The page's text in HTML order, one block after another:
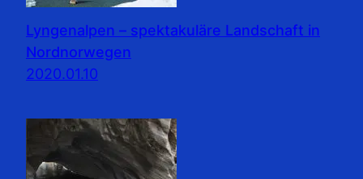
Lyngenalpen – spektakuläre Landschaft in
Nordnorwegen
2020.01.10